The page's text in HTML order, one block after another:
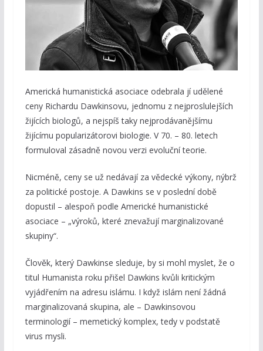
Americká humanistická asociace odebrala jí udělené
ceny Richardu Dawkinsovu, jednomu z nejproslulejších
žijících biologů, a nejspíš taky nejprodávanějšímu
žijícímu popularizátorovi biologie. V 70. – 80. letech
formuloval zásadně novou verzi evoluční teorie.
Nicméně, ceny se už nedávají za vědecké výkony, nýbrž
za politické postoje. A Dawkins se v poslední době
dopustil – alespoň podle Americké humanistické
asociace – „výroků, které znevažují marginalizované
skupiny“.
Člověk, který Dawkinse sleduje, by si mohl myslet, že o
titul Humanista roku přišel Dawkins kvůli kritickým
vyjádřením na adresu islámu. I když islám není žádná
marginalizovaná skupina, ale – Dawkinsovou
terminologií – memetický komplex, tedy v podstatě
virus mysli.